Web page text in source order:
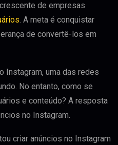
de empresas
. A meta é conquistar
de convertê-los em
Instagram, uma das redes
No entanto, como se
e conteúdo? A resposta
no Instagram.
criar anúncios no Instagram